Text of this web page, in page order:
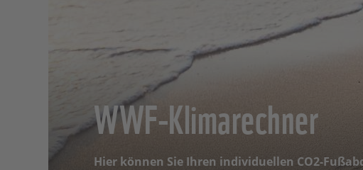
WWF-Klimarechner
Hier können Sie Ihren individuellen CO2-